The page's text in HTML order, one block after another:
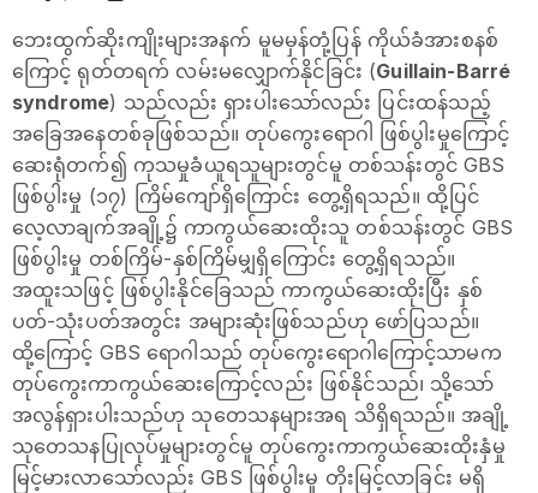
ဘေးထွက်ဆိုးကျိုးများအနက် မူမမှန်တုံ့ပြန် ကိုယ်ခံအားစနစ်
ကြောင့် ရုတ်တရက် လမ်းမလျှောက်နိုင်ခြင်း (Guillain-Barré
syndrome) သည်လည်း ရှားပါးသော်လည်း ပြင်းထန်သည့်
အခြေအနေတစ်ခုဖြစ်သည်။ တုပ်ကွေးရောဂါ ဖြစ်ပွါးမှုကြောင့်
ဆေးရုံတက်၍ ကုသမှုခံယူရသူများတွင်မူ တစ်သန်းတွင် GBS
ဖြစ်ပွါးမှု (၁၇) ကြိမ်ကျော်ရှိကြောင်း တွေ့ရှိရသည်။ ထို့ပြင်
လေ့လာချက်အချို့၌ ကာကွယ်ဆေးထိုးသူ တစ်သန်းတွင် GBS
ဖြစ်ပွါးမှု တစ်ကြိမ်-နှစ်ကြိမ်မျှရှိကြောင်း တွေ့ရှိရသည်။
အထူးသဖြင့် ဖြစ်ပွါးနိုင်ခြေသည် ကာကွယ်ဆေးထိုးပြီး နှစ်
ပတ်-သုံးပတ်အတွင်း အများဆုံးဖြစ်သည်ဟု ဖော်ပြသည်။
ထို့ကြောင့် GBS ရောဂါသည် တုပ်ကွေးရောဂါကြောင့်သာမက
တုပ်ကွေးကာကွယ်ဆေးကြောင့်လည်း ဖြစ်နိုင်သည်၊ သို့သော်
အလွန်ရှားပါးသည်ဟု သုတေသနများအရ သိရှိရသည်။ အချို့
သုတေသနပြုလုပ်မှုများတွင်မူ တုပ်ကွေးကာကွယ်ဆေးထိုးနှံမှု
မြင့်မားလာသော်လည်း GBS ဖြစ်ပွါးမှု တိုးမြင့်လာခြင်း မရှိ